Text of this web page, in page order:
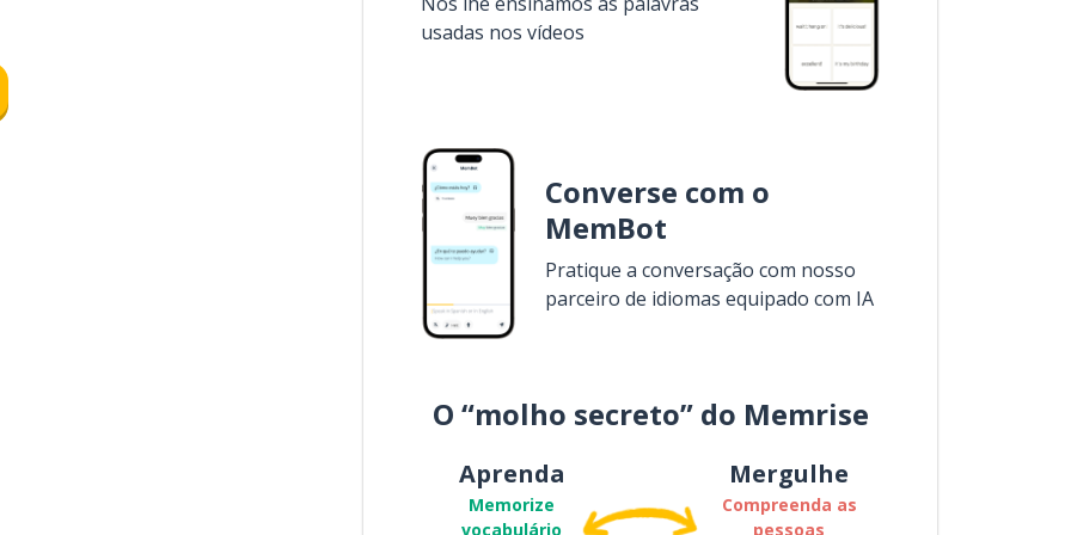
usadas nos vídeos
Converse com o
MemBot
Pratique a conversação com nosso
parceiro de idiomas equipado com IA
O “molho secreto” do Memrise
Aprenda
Memorize
vocabulário
Mergulhe
Compreenda as
pessoas